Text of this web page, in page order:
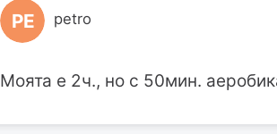
PE petro
Моята е 2ч., но с 50мин.